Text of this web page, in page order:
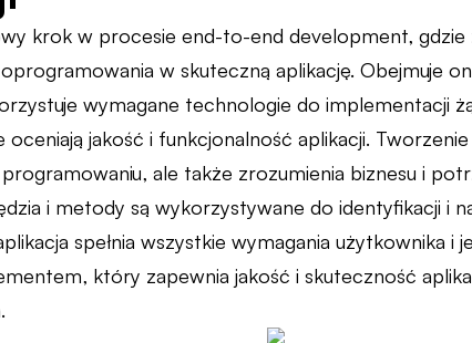
krok w procesie end-to-end development, gdzie
w skuteczną aplikację. Obejmuje
wymagane technologie do implementacji
jakość i funkcjonalność aplikacji.
ale także zrozumienia biznesu i
i metody są wykorzystywane do identyfikacji i
spełnia wszystkie wymagania użytkownika
który zapewnia jakość i skuteczność